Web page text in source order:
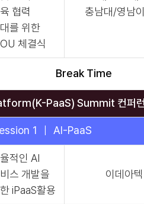
협력
를 위한
체결식
충남대/영남
Break Time
PaaS) Summit 컨퍼
1 ｜ AI-PaaS
적인 AI
스 개발을
iPaaS활용
이데아텍